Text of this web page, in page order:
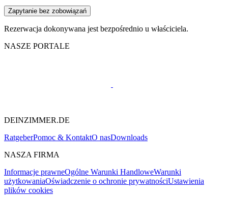
Zapytanie bez zobowiązań
Rezerwacja dokonywana jest bezpośrednio u właściciela.
NASZE PORTALE
DEINZIMMER.DE
RatgeberPomoc & KontaktO nasDownloads
NASZA FIRMA
Informacje prawneOgólne Warunki HandloweWarunki
użytkowaniaOświadczenie o ochronie prywatnościUstawienia
plików cookies